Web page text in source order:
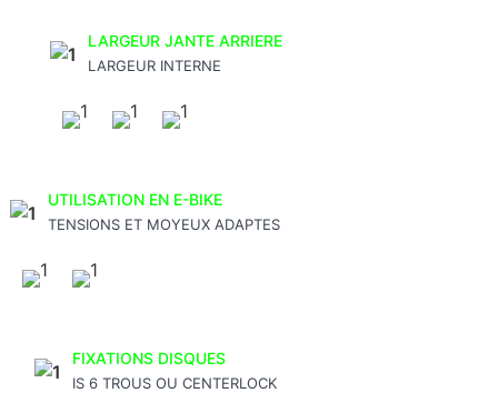
LARGEUR JANTE ARRIERE
LARGEUR INTERNE
UTILISATION EN E-BIKE
TENSIONS ET MOYEUX ADAPTES
FIXATIONS DISQUES
IS 6 TROUS OU CENTERLOCK